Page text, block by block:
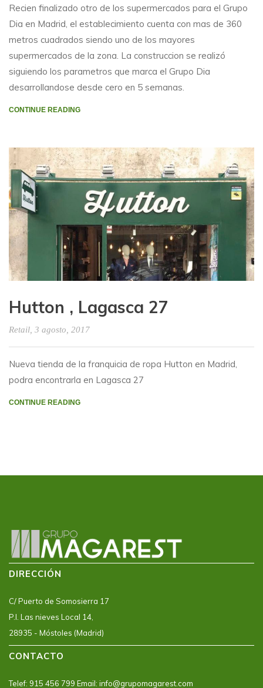
Recien finalizado otro de los supermercados para el Grupo
Dia en Madrid, el establecimiento cuenta con mas de 360
metros cuadrados siendo uno de los mayores
supermercados de la zona. La construccion se realizó
siguiendo los parametros que marca el Grupo Dia
desarrollandose desde cero en 5 semanas.
CONTINUE READING
Hutton , Lagasca 27
Retail , 3 agosto, 2017
Nueva tienda de la franquicia de ropa Hutton en Madrid,
podra encontrarla en Lagasca 27
CONTINUE READING
DIRECCIÓN
C/ Puerto de Somosierra 17
P.I. Las nieves Local 14,
28935 - Móstoles (Madrid)
CONTACTO
Telef: 915 456 799 Email: info@grupomagarest.com